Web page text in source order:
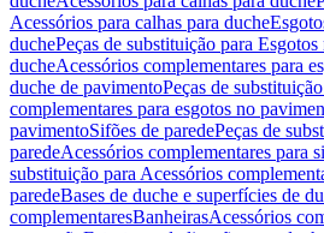
Acessórios para calhas para duche
duchePeças de substituição para
ducheAcessórios complementares para
duche de pavimentoPeças de
complementares para esgotos no
pavimentoSifões de paredePeças de
paredeAcessórios complementares para
substituição para Acessórios
paredeBases de duche e superfícies de
complementaresBanheirasAcessórios